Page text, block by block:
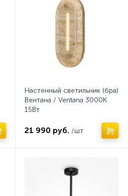
Настенный светильник (бра)
Вентана / Ventana 3000К
15Вт
21 990 руб. /шт